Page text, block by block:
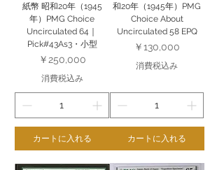
紙幣 昭和20年（1945
年）PMG Choice
Uncirculated 64｜
Pick#43As3・小型
価格
￥250,000
消費税込み
カートに入れる
和20年（1945年）PMG
Choice About
Uncirculated 58 EPQ
価格
￥130,000
消費税込み
カートに入れる